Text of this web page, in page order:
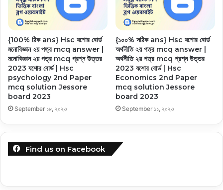
{100% ঠিক ans} Hsc যশোর বোর্ড
মনোবিজ্ঞান ২য় পত্র mcq answer |
মনোবিজ্ঞান ২য় পত্র mcq প্রশ্ন উত্তর
2023 যশোর বোর্ড | Hsc
psychology 2nd Paper
mcq solution Jessore
board 2023
September ১৮, ২০২৩
{১০০% সঠিক ans} Hsc যশোর বোর্ড
অর্থনীতি ২য় পত্র mcq answer |
অর্থনীতি ২য় পত্র mcq প্রশ্ন উত্তর
2023 যশোর বোর্ড | Hsc
Economics 2nd Paper
mcq solution Jessore
board 2023
September ১১, ২০২৩
Find us on Facebook